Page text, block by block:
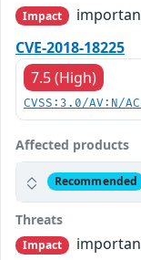
Impact
CVE-2018-18225
7.5 (High)
CVSS:3.0/AV:N/
Affected products
Recommended
Threats
Impact